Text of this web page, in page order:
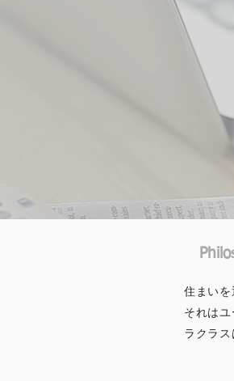
住まい
それは
ラクラ